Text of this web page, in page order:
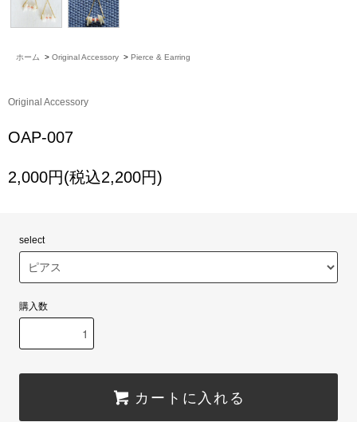
ホーム > Original Accessory > Pierce & Earring
Original Accessory
OAP-007
2,000円(税込2,200円)
select
購入数
カートに入れる